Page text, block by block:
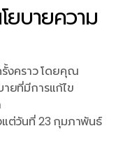
ยบายความ
รั้งคราว โดยคุณ
ายที่มีการแก้ไข
แต่วันที่ 23 กุมภาพันธ์